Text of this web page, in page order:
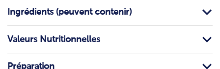
Ingrédients (peuvent contenir)
Valeurs Nutritionnelles
Préparation